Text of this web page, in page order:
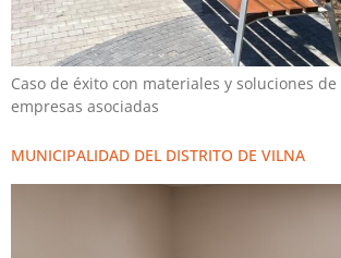
Caso de éxito con materiales y soluciones
empresas asociadas
MUNICIPALIDAD DEL DISTRITO DE VILNA